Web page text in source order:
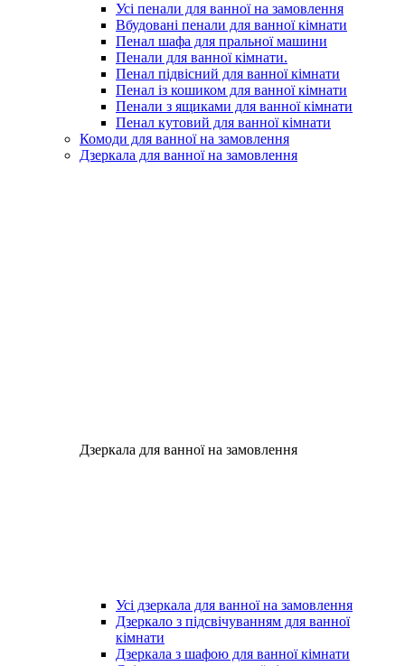
Усі пенали для ванної на замовлення
Вбудовані пенали для ванної кімнати
Пенал шафа для пральної машини
Пенали для ванної кімнати.
Пенал підвісний для ванної кімнати
Пенал із кошиком для ванної кімнати
Пенали з ящиками для ванної кімнати
Пенал кутовий для ванної кімнати
Комоди для ванної на замовлення
Дзеркала для ванної на замовлення
Дзеркала для ванної на замовлення
Усі дзеркала для ванної на замовлення
Дзеркало з підсвічуванням для ванної
кімнати
Дзеркала з шафою для ванної кімнати